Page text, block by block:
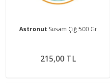
Astronut Susam Çiğ 500 Gr
215,00 TL